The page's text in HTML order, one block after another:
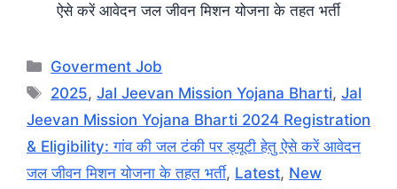
ऐसे करें आवेदन जल जीवन मिशन योजना के तहत भर्ती
Categories
Goverment Job
Tags
2025,Jal Jeevan Mission Yojana Bharti,Jal
Jeevan Mission Yojana Bharti 2024 Registration
& Eligibility: गांव की जल टंकी पर ड्यूटी हेतु ऐसे करें आवेदन
जल जीवन मिशन योजना के तहत भर्ती, Latest, New